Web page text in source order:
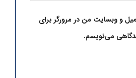
و وبسایت من در مرورگر برای
می‌نویسم.